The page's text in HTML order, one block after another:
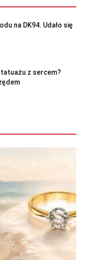
na DK94. Udało się
z sercem?